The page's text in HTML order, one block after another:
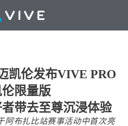
凯伦发布VIVE PRO
限量版
带去至尊沉浸体验
阿布扎比站赛事活动中首次亮